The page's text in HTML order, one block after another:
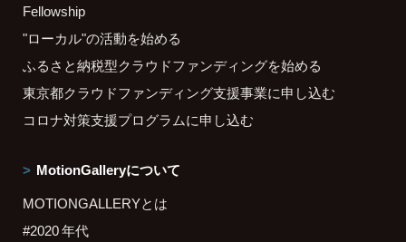
Fellowship
"ローカル"の活動を始める
ふるさと納税型クラウドファンディングを始める
東京都クラウドファンディング支援事業に申し込む
コロナ対策支援プログラムに申し込む
MotionGalleryについて
MOTIONGALLERYとは
#2020 年代